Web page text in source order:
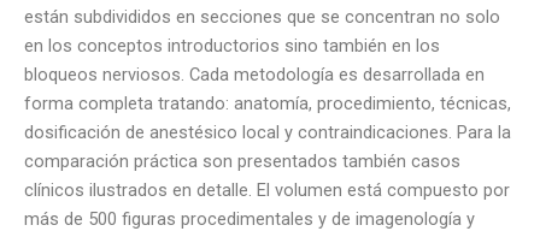
están subdivididos en secciones que se concentran no solo
en los conceptos introductorios sino también en los
bloqueos nerviosos. Cada metodología es desarrollada en
forma completa tratando: anatomía, procedimiento, técnicas,
dosificación de anestésico local y contraindicaciones. Para la
comparación práctica son presentados también casos
clínicos ilustrados en detalle. El volumen está compuesto por
más de 500 figuras procedimentales y de imagenología y